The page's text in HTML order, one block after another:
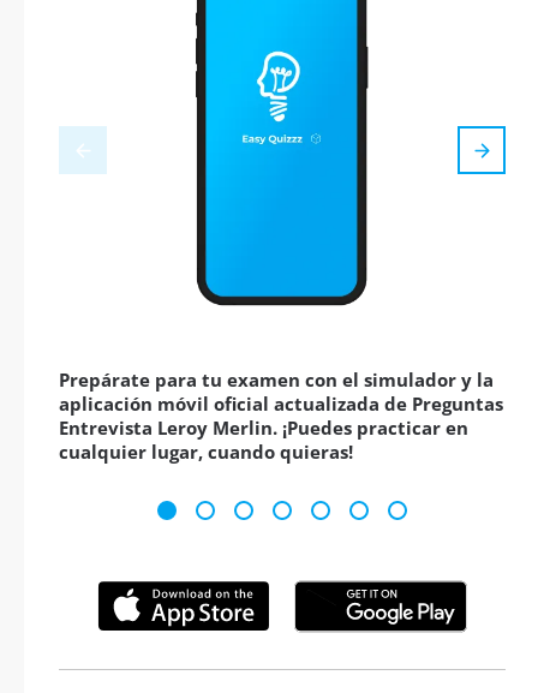
Prepárate para tu examen con el simulador y la
aplicación móvil oficial actualizada de Preguntas
Entrevista Leroy Merlin. ¡Puedes practicar en
cualquier lugar, cuando quieras!